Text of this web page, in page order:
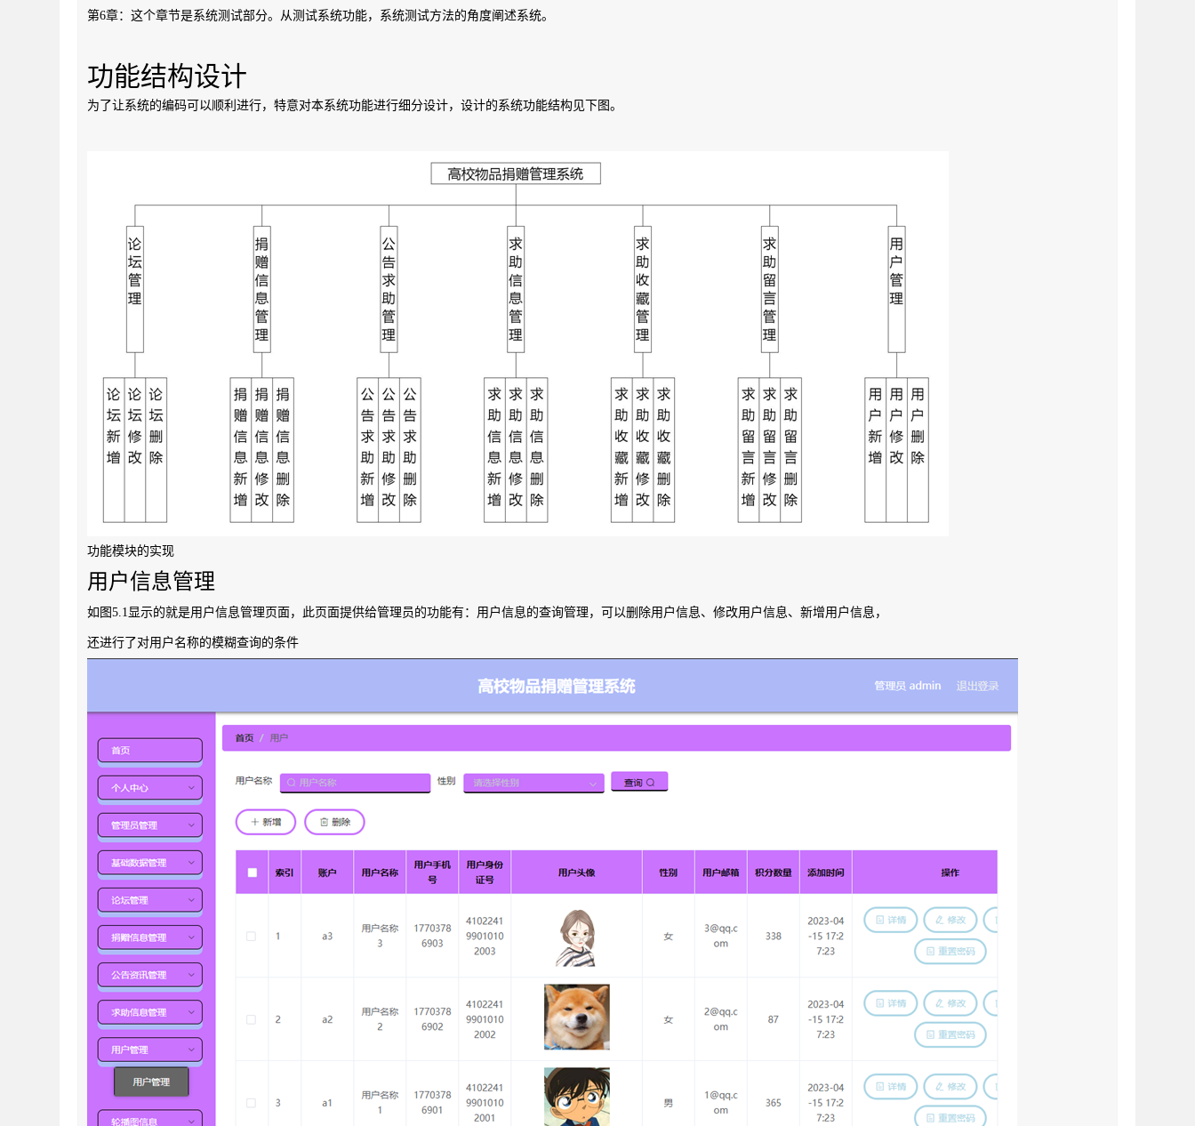
第6章：这个章节是系统测试部分。从测试系统功能，系统测试方法的角度阐述系统。
功能结构设计
为了让系统的编码可以顺利进行，特意对本系统功能进行细分设计，设计的系统功能结构见下图。
功能模块的实现
用户信息管理
如图5.1显示的就是用户信息管理页面，此页面提供给管理员的功能有：用户信息的查询管理，可以删除用户信息、修改用户信息、新增用户信息，
还进行了对用户名称的模糊查询的条件